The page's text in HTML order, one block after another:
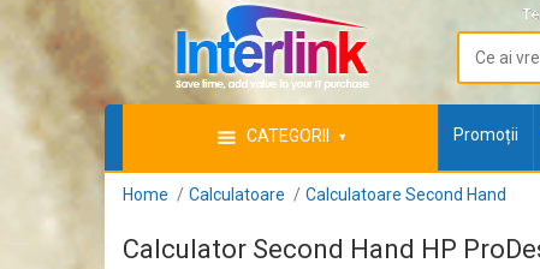
CATEGORII Promoții
Home Calculatoare Calculatoare Second Hand
Calculator Second Hand HP